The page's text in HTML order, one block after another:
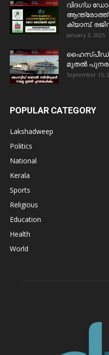
വിദഗ്ധ
ആന്ത്രോത്ത്
ക്യാമ്പ്.
January 3, 2025
ഹൈസ്പീഡ്
മുതൽ
September 15,
POPULAR CATEGORY
Lakshadweep
Politics
National
Kerala
Sports
Religious
Education
Health
World